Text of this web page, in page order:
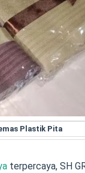
Plastik Pita
terpercaya, SH